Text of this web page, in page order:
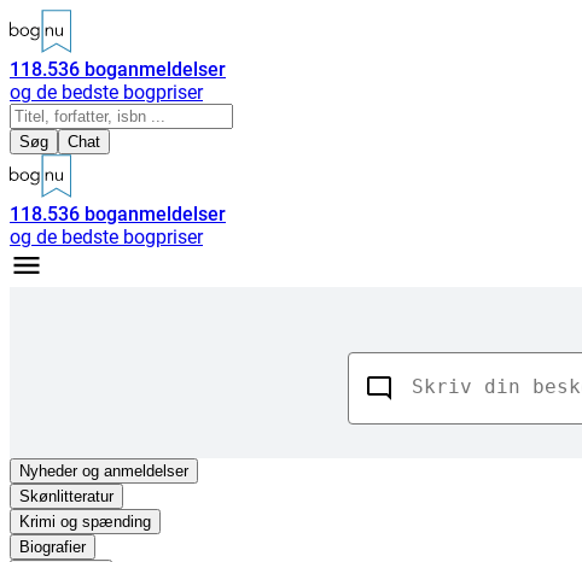
118.536 boganmeldelser
og de bedste bogpriser
Søg Chat
118.536 boganmeldelser
og de bedste bogpriser
Nyhederog anmeldelser
Skønlitteratur
Krimi og spænding
Biografier